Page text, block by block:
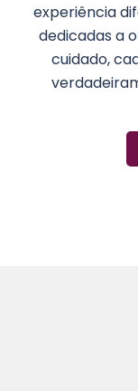
experiência
dedicadas a
cuidado,